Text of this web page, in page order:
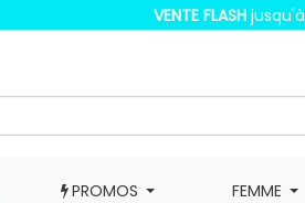
VENTE FLASH jusqu'à
PROMOS FEMME